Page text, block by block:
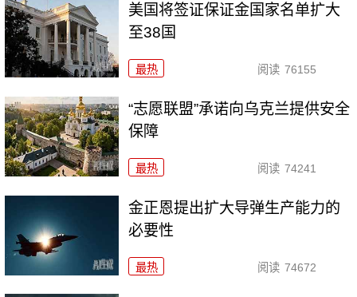
美国将签证保证金国家名单扩大
至38国
最热 阅读 76155
“志愿联盟”承诺向乌克兰提供安全
保障
最热 阅读 74241
金正恩提出扩大导弹生产能力的
必要性
最热 阅读 74672